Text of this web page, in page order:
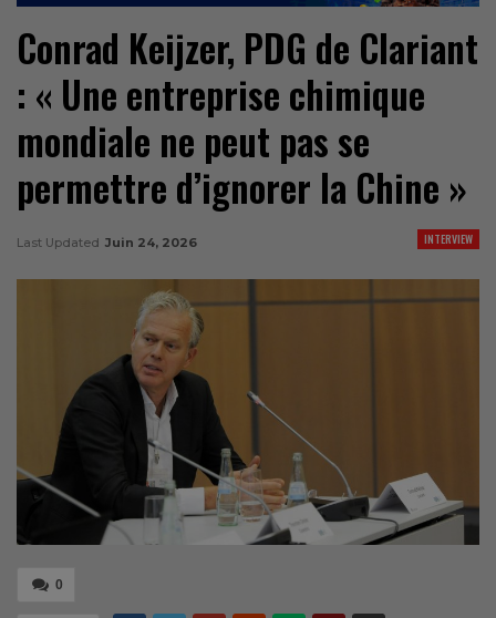
Conrad Keijzer, PDG de Clariant
: « Une entreprise chimique
mondiale ne peut pas se
permettre d’ignorer la Chine »
INTERVIEW
Last Updated Juin 24, 2026
0